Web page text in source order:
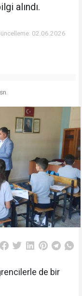
alındı.
02.06.2026
de bir